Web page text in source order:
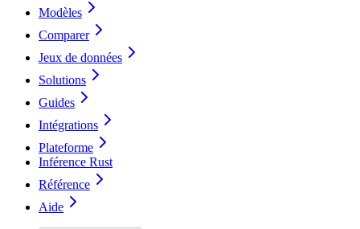
Modèles
Comparer
Jeux de données
Solutions
Guides
Intégrations
Plateforme
Inférence Rust
Référence
Aide